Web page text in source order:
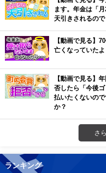
ます。年金は「
天引きされるので
【動画で見る】
亡くなっていた
【動画で見る】
否したら「今後
払いたくないの
か？
さ
ランキング